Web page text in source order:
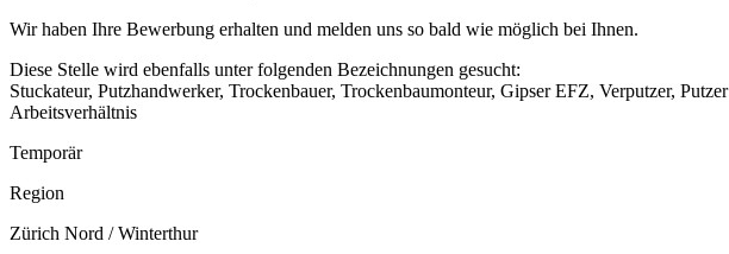
Wir haben Ihre Bewerbung erhalten und melden uns so bald wie möglich bei Ihnen.
Diese Stelle wird ebenfalls unter folgenden Bezeichnungen gesucht:
Stuckateur, Putzhandwerker, Trockenbauer, Trockenbaumonteur, Gipser EFZ, Verputzer, Putzer
Arbeitsverhältnis
Temporär
Region
Zürich Nord / Winterthur